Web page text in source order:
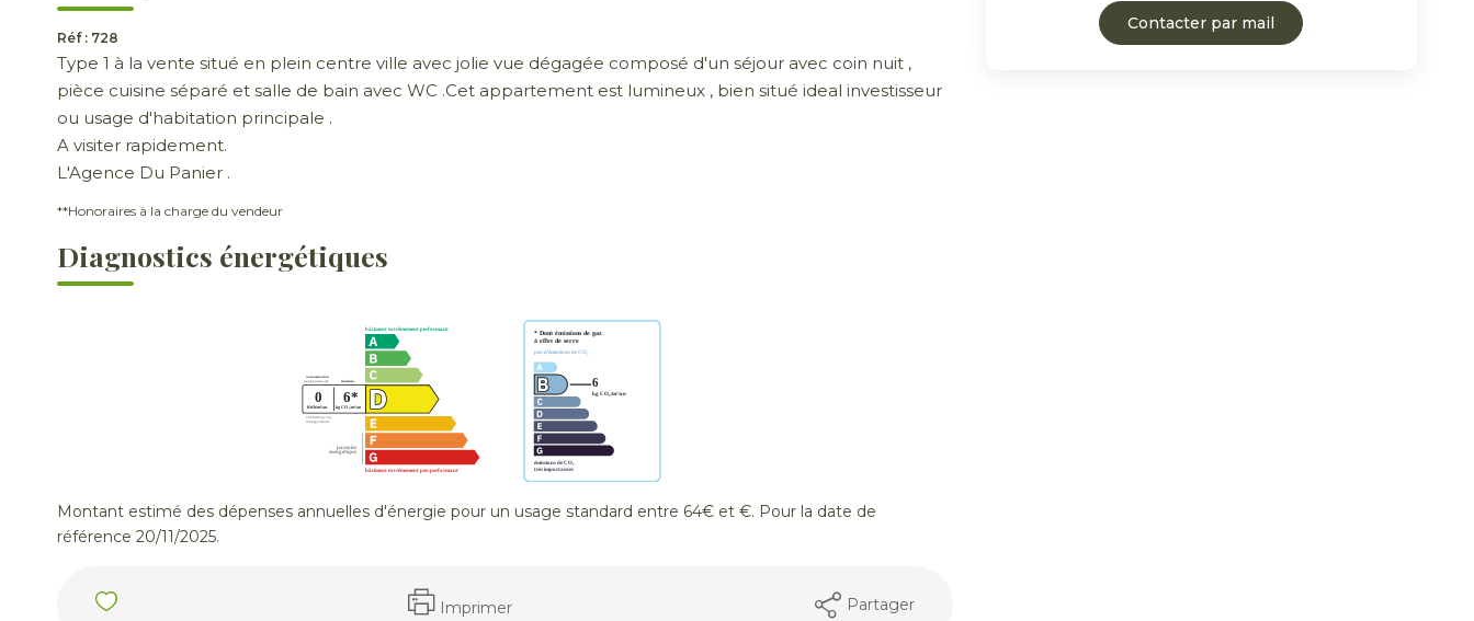
Réf : 728
Type 1 à la vente situé en plein centre ville avec jolie vue dégagée composé d'un séjour avec coin nuit ,
pièce cuisine séparé et salle de bain avec WC .Cet appartement est lumineux , bien situé ideal investisseur
ou usage d'habitation principale .
A visiter rapidement.
L'Agence Du Panier .
**Honoraires à la charge du vendeur
Diagnostics énergétiques
Montant estimé des dépenses annuelles d'énergie pour un usage standard entre 64€ et €. Pour la date de
référence 20/11/2025.
Imprimer Partager
Contacter par mail